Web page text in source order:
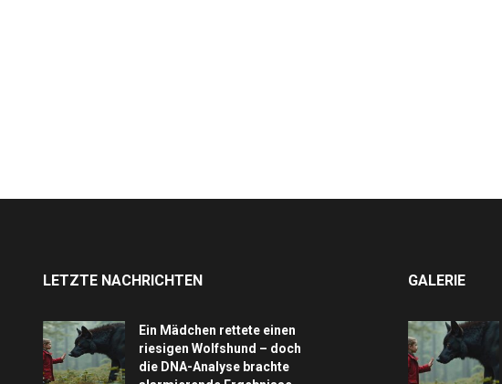
LETZTE NACHRICHTEN
Ein Mädchen rettete einen
riesigen Wolfshund – doch
die DNA-Analyse brachte
GALERIE